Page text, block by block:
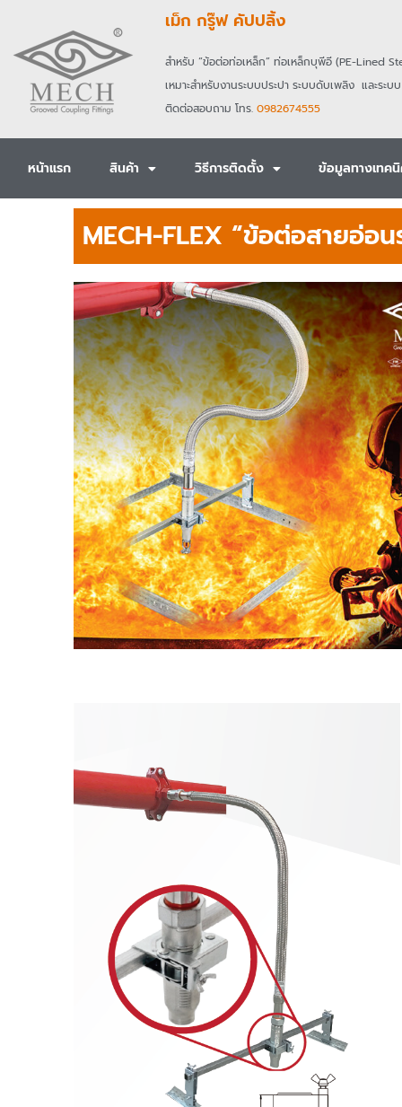
content
เม็ก กรู๊ฟ คัปปลิ้ง
สำหรับ “ข้อต่อท่อเหล็ก” ท่อเหล็กบุพีอี (PE-Lined
เหมาะสำหรับงานระบบประปา ระบบดับเพลิง และระบ
ติดต่อสอบถาม โทร. 0982674555
หน้าแรก สินค้า วิธีการติดตั้ง ข้อมูลทางเทค
MECH-FLEX “ข้อต่อสายอ่อ